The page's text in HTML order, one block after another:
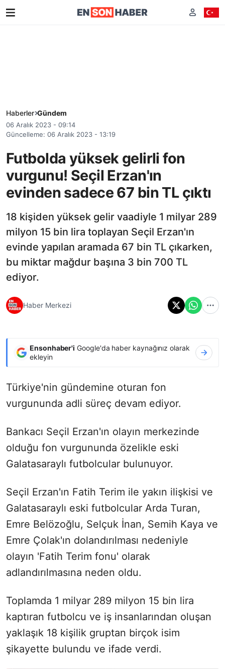
Haberler Gündem
06 Aralık 2023 - 09:14
Güncelleme: 06 Aralık 2023 - 13:19
Futbolda yüksek gelirli fon
vurgunu! Seçil Erzan'ın
evinden sadece 67 bin TL çıktı
18 kişiden yüksek gelir vaadiyle 1 milyar 289
milyon 15 bin lira toplayan Seçil Erzan'ın
evinde yapılan aramada 67 bin TL çıkarken,
bu miktar mağdur başına 3 bin 700 TL
ediyor.
Haber Merkezi
Ensonhaber'i Google'da haber kaynağınız olarak
ekleyin
Türkiye'nin gündemine oturan fon
vurgununda adli süreç devam ediyor.
Bankacı Seçil Erzan'ın olayın merkezinde
olduğu fon vurgununda özelikle eski
Galatasaraylı futbolcular bulunuyor.
Seçil Erzan'ın Fatih Terim ile yakın ilişkisi ve
Galatasaraylı eski futbolcular Arda Turan,
Emre Belözoğlu, Selçuk İnan, Semih Kaya ve
Emre Çolak'ın dolandırılması nedeniyle
olayın 'Fatih Terim fonu' olarak
adlandırılmasına neden oldu.
Toplamda 1 milyar 289 milyon 15 bin lira
kaptıran futbolcu ve iş insanlarından oluşan
yaklaşık 18 kişilik gruptan birçok isim
şikayette bulundu ve ifade verdi.